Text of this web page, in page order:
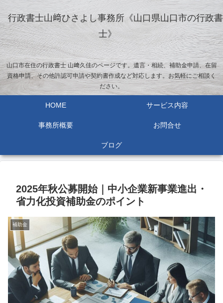
行政書士山﨑ひさよし事務所《山口県山口市の行政書
士》
山口市在住の行政書士 山﨑久佳のページです。遺言・相続、補助金申請、在留
資格申請、その他許認可申請や契約書作成など対応します。お気軽にご相談く
ださい。
HOME サービス内容
事務所概要 お問合せ
ブログ
2025年秋公募開始｜中小企業新事業進出・
省力化投資補助金のポイント
補助金